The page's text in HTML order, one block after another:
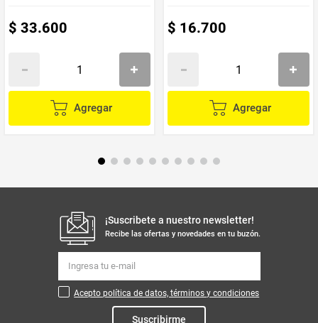
$ 33.600
Agregar
$ 16.700
Agregar
¡Suscribete a nuestro newsletter!
Recibe las ofertas y novedades en tu buzón.
Acepto política de datos, términos y condiciones
Suscribirme